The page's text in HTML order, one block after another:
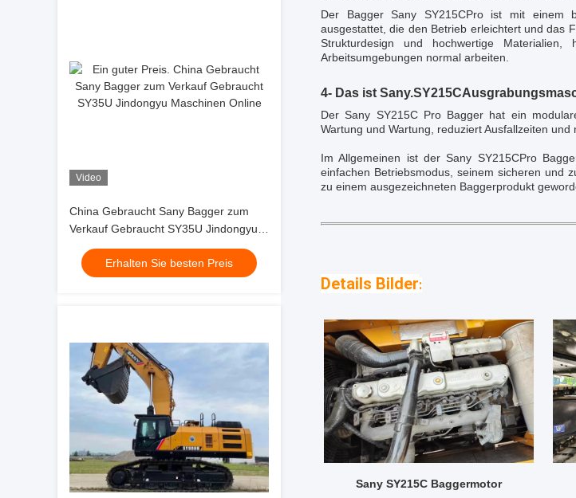
Video
China Gebraucht Sany Bagger zum
Verkauf Gebraucht SY35U Jindongyu
Maschinen
Erhalten Sie besten Preis
Der Bagger Sany SY215CPro ist mit einem
ausgestattet, die den Betrieb erleichtert und das
Strukturdesign und hochwertige
Arbeitsumgebungen normal arbeiten.
4- Das ist Sany.SY215C
Der Sany SY215C Pro Bagger hat ein
Wartung und Wartung, reduziert Ausfallzeiten und
Im Allgemeinen ist der Sany SY215CPro
einfachen Betriebsmodus, seinem sicheren und
zu einem ausgezeichneten Baggerprodukt
Details Bilder:
Sany SY215C Baggermotor